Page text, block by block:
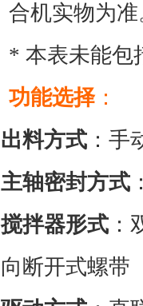
合机实物为准
* 本表未能包
功能选择：
出料方式 ：
主轴密封方式
搅拌器形式
向断开式螺